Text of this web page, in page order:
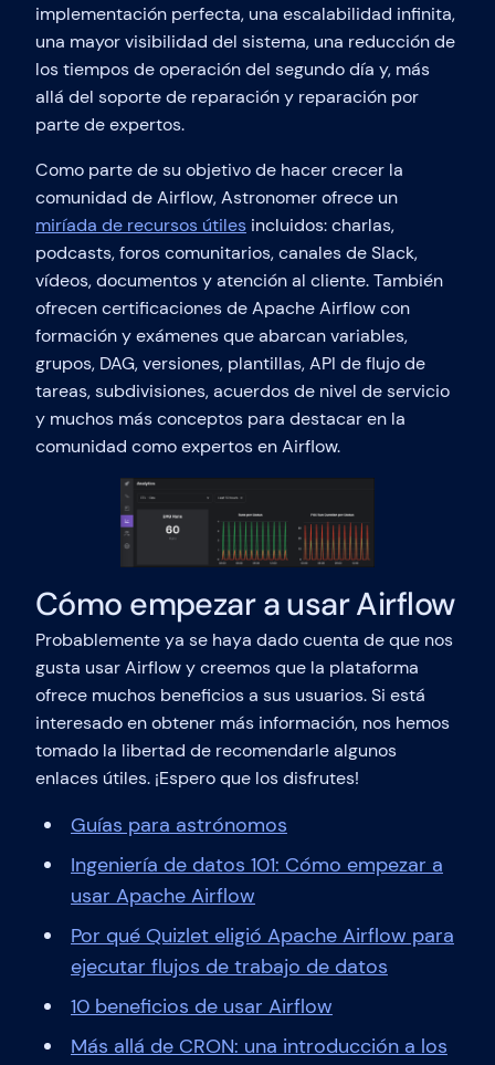
implementación perfecta, una escalabilidad infinita,
una mayor visibilidad del sistema, una reducción de
los tiempos de operación del segundo día y, más
allá del soporte de reparación y reparación por
parte de expertos.
Como parte de su objetivo de hacer crecer la
comunidad de Airflow, Astronomer ofrece un
miríada de recursos útiles incluidos: charlas,
podcasts, foros comunitarios, canales de Slack,
vídeos, documentos y atención al cliente. También
ofrecen certificaciones de Apache Airflow con
formación y exámenes que abarcan variables,
grupos, DAG, versiones, plantillas, API de flujo de
tareas, subdivisiones, acuerdos de nivel de servicio
y muchos más conceptos para destacar en la
comunidad como expertos en Airflow.
Cómo empezar a usar Airflow
Probablemente ya se haya dado cuenta de que nos
gusta usar Airflow y creemos que la plataforma
ofrece muchos beneficios a sus usuarios. Si está
interesado en obtener más información, nos hemos
tomado la libertad de recomendarle algunos
enlaces útiles. ¡Espero que los disfrutes!
Guías para astrónomos
Ingeniería de datos 101: Cómo empezar a
usar Apache Airflow
Por qué Quizlet eligió Apache Airflow para
ejecutar flujos de trabajo de datos
10 beneficios de usar Airflow
Más allá de CRON: una introducción a los